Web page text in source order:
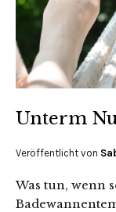
Unterm
Veröffentlicht von
Was tun, wenn